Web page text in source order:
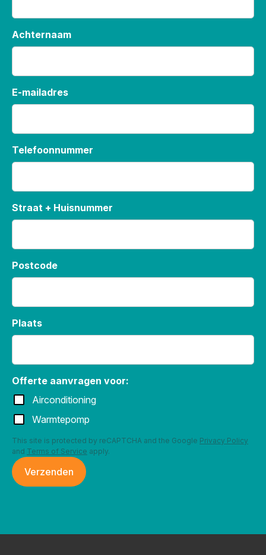
Achternaam
E-mailadres
Telefoonnummer
Straat + Huisnummer
Postcode
Plaats
Offerte aanvragen voor:
Airconditioning
Warmtepomp
This site is protected by reCAPTCHA and the Google Privacy Policy
and Terms of Service apply.
Verzenden